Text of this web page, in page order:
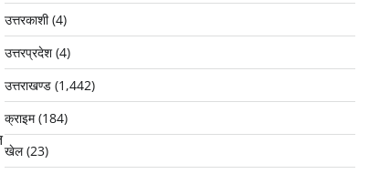
उत्तरकाशी(4)
उत्तरप्रदेश(4)
उत्तराखण्ड(1,442)
क्राइम(184)
खेल(23)